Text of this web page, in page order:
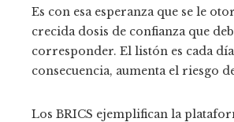
Es con esa esperanza que se le
crecida dosis de confianza que
corresponder. El listón es cada
consecuencia, aumenta el riesgo
Los BRICS ejemplifican la